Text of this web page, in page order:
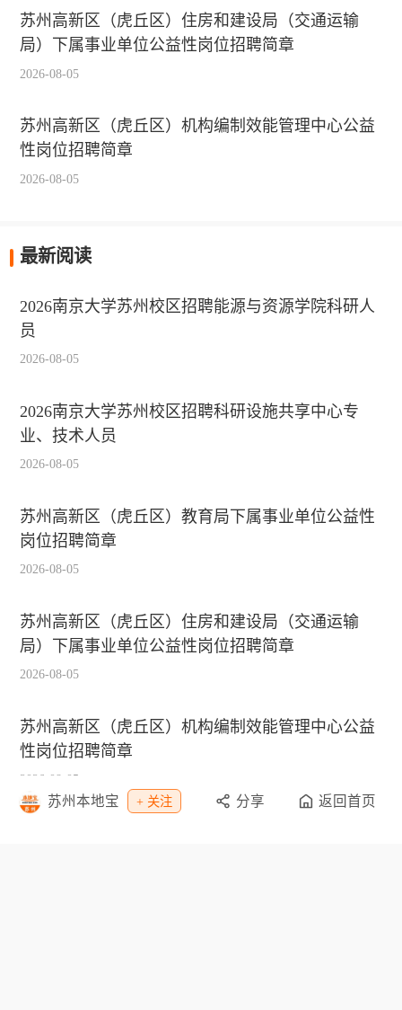
苏州本地宝 + 关注 分享 返回首页
苏州高新区（虎丘区）住房和建设局（交通运输
局）下属事业单位公益性岗位招聘简章
2026-08-05
苏州高新区（虎丘区）机构编制效能管理中心公益
性岗位招聘简章
2026-08-05
最新阅读
2026南京大学苏州校区招聘能源与资源学院科研人
员
2026-08-05
2026南京大学苏州校区招聘科研设施共享中心专
业、技术人员
2026-08-05
苏州高新区（虎丘区）教育局下属事业单位公益性
岗位招聘简章
2026-08-05
苏州高新区（虎丘区）住房和建设局（交通运输
局）下属事业单位公益性岗位招聘简章
2026-08-05
苏州高新区（虎丘区）机构编制效能管理中心公益
性岗位招聘简章
2026-08-05